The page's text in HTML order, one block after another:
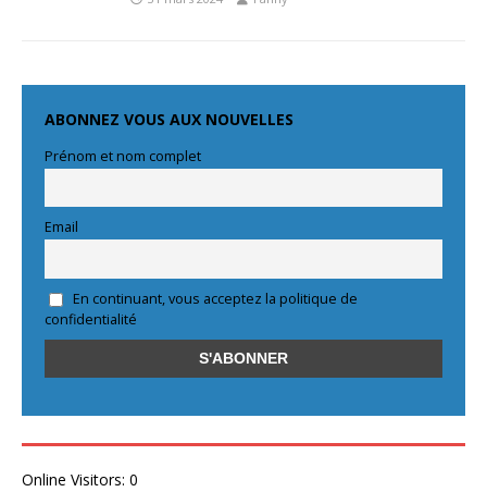
ABONNEZ VOUS AUX NOUVELLES
Prénom et nom complet
Email
En continuant, vous acceptez la politique de
confidentialité
Online Visitors: 0